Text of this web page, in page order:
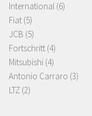
International (6)
Fiat (5)
JCB (5)
Fortschritt (4)
Mitsubishi (4)
Antonio Carraro (3)
LTZ (2)